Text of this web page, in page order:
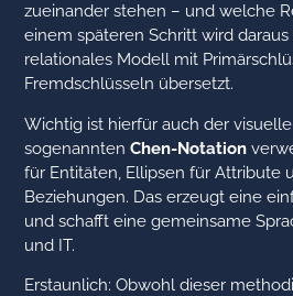
zueinander stehen – und welche
einem späteren Schritt wird
relationales Modell mit
Fremdschlüsseln übersetzt.
Wichtig ist hierfür auch der
sogenanntenChen-Notation
für Entitäten, Ellipsen für Attribute
Beziehungen. Das erzeugt eine
und schafft eine gemeinsame
und IT.
Erstaunlich: Obwohl dieser